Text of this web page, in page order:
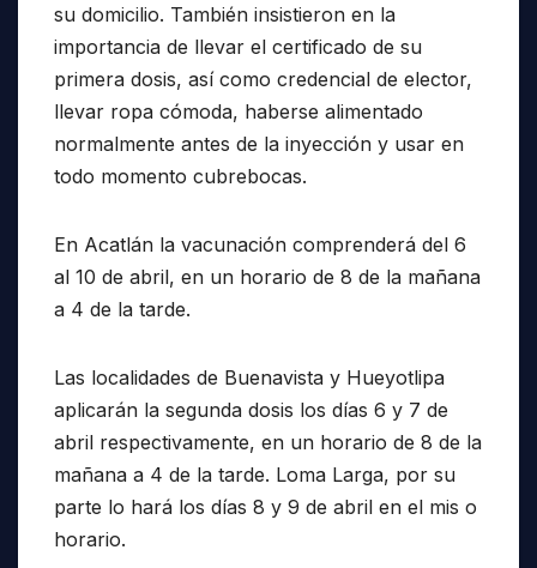
su domicilio. También insistieron en la
importancia de llevar el certificado de su
primera dosis, así como credencial de elector,
llevar ropa cómoda, haberse alimentado
normalmente antes de la inyección y usar en
todo momento cubrebocas.
En Acatlán la vacunación comprenderá del 6
al 10 de abril, en un horario de 8 de la mañana
a 4 de la tarde.
Las localidades de Buenavista y Hueyotlipa
aplicarán la segunda dosis los días 6 y 7 de
abril respectivamente, en un horario de 8 de la
mañana a 4 de la tarde. Loma Larga, por su
parte lo hará los días 8 y 9 de abril en el mis o
horario.